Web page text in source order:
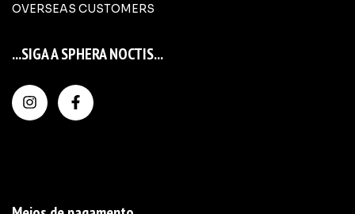
OVERSEAS CUSTOMERS
...SIGA A SPHERA NOCTIS...